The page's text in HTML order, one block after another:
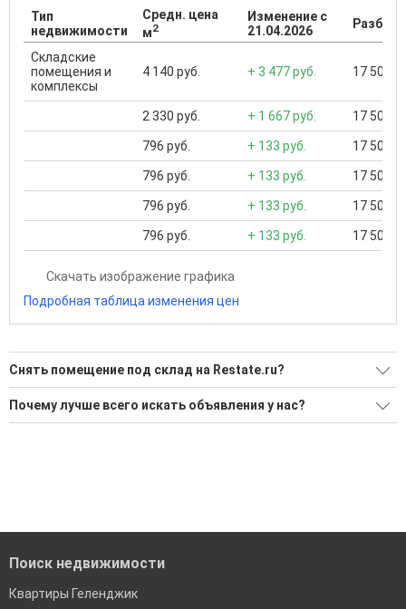
Тип
недвижимости
Средн. цена
м2
Изменение с
21.04.2026
Складские
помещения и
комплексы
4 140 руб. + 3 477 руб. 17 500
2 330 руб. + 1 667 руб. 17 500
796 руб. + 133 руб. 17 500
796 руб. + 133 руб. 17 500
796 руб. + 133 руб. 17 500
796 руб. + 133 руб. 17 500
Скачать изображение графика
Подробная таблица изменения цен
Снять помещение под склад на Restate.ru?
Ищите, как Снять помещение под склад?
6 актуальных и проверенных объявлений
Почему лучше всего искать объявления у нас?
Поиск недвижимости
Квартиры Геленджик